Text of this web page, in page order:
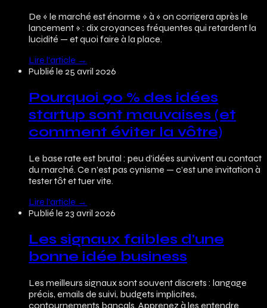
De « le marché est énorme » à « on corrigera après le
lancement » : dix croyances fréquentes qui retardent la
lucidité — et quoi faire à la place.
Lire l’article →
Publié le 25 avril 2026
Pourquoi 90 % des idées
startup sont mauvaises (et
comment éviter la vôtre)
Le base rate est brutal : peu d’idées survivent au contact
du marché. Ce n’est pas cynisme — c’est une invitation à
tester tôt et tuer vite.
Lire l’article →
Publié le 23 avril 2026
Les signaux faibles d’une
bonne idée business
Les meilleurs signaux sont souvent discrets : langage
précis, emails de suivi, budgets implicites,
contournements bancals. Apprenez à les entendre